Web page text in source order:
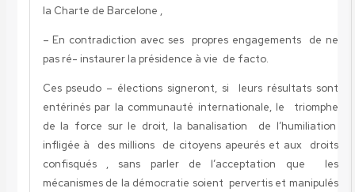
la Charte de Barcelone ,
– En contradiction avec ses propres engagements de ne
pas ré- instaurer la présidence à vie de facto.
Ces pseudo – élections signeront, si leurs résultats sont
entérinés par la communauté internationale, le triomphe
de la force sur le droit, la banalisation de l’humiliation
infligée à des millions de citoyens apeurés et aux droits
confisqués , sans parler de l’acceptation que les
mécanismes de la démocratie soient pervertis et manipulés